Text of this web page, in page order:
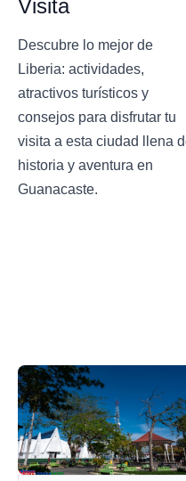
Visita
Descubre lo mejor de
Liberia: actividades,
atractivos turísticos y
consejos para disfrutar tu
visita a esta ciudad llena
historia y aventura en
Guanacaste.